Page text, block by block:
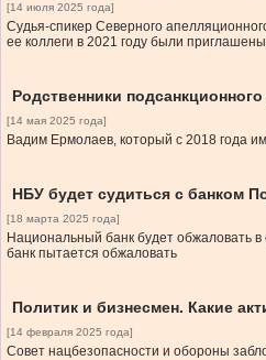
[14 июля 2025 года]
Судья-спикер Северного
ее коллеги в 2021 году были
Родственники
[14 мая 2025 года]
Вадим Ермолаев, который с 2018 года
НБУ будет судиться с банком
[18 марта 2025 года]
Национальный банк будет обжаловать
банк пытается обжаловать
Политик и бизнесмен. Какие
[14 февраля 2025 года]
Совет нацбезопасности и обороны